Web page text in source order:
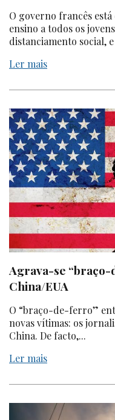
O governo francês
ensino a todos os
distanciamento social,
Ler mais
Agrava-se
China/EUA
O “braço-de-ferro”
novas vítimas: os
China. De facto,...
Ler mais